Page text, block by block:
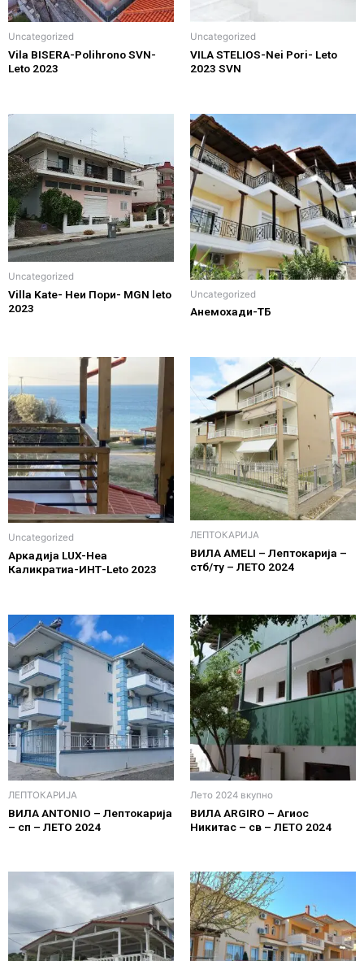
Uncategorized
Vila BISERA-Polihrono SVN-
Leto 2023
Uncategorized
VILA STELIOS-Nei Pori- Leto
2023 SVN
Uncategorized
Villa Kate- Неи Пори- MGN leto
2023
Uncategorized
Анемохади-ТБ
Uncategorized
Аркадија LUX-Неа
Каликратиа-ИНТ-Leto 2023
ЛЕПТОКАРИЈА
ВИЛА AMELI – Лептокарија –
стб/ту – ЛЕТО 2024
ЛЕПТОКАРИЈА
ВИЛА ANTONIO – Лептокарија
– сп – ЛЕТО 2024
Лето 2024 вкупно
ВИЛА ARGIRO – Агиос
Никитас – св – ЛЕТО 2024